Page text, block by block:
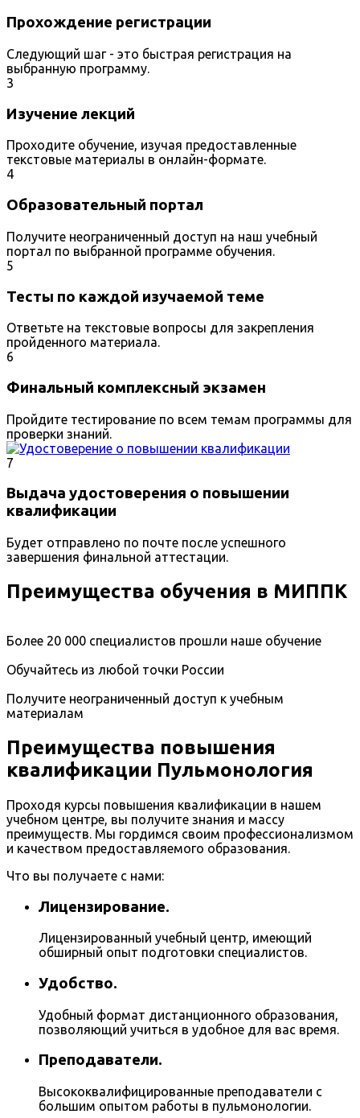
Прохождение регистрации
Следующий шаг - это быстрая регистрация на
выбранную программу.
3
Изучение лекций
Проходите обучение, изучая предоставленные
текстовые материалы в онлайн-формате.
4
Образовательный портал
Получите неограниченный доступ на наш учебный
портал по выбранной программе обучения.
5
Тесты по каждой изучаемой теме
Ответьте на текстовые вопросы для закрепления
пройденного материала.
6
Финальный комплексный экзамен
Пройдите тестирование по всем темам программы для
проверки знаний.
7
Выдача удостоверения о повышении
квалификации
Будет отправлено по почте после успешного
завершения финальной аттестации.
Преимущества обучения в МИППК
Более 20 000 специалистов прошли наше обучение
Обучайтесь из любой точки России
Получите неограниченный доступ к учебным
материалам
Преимущества повышения
квалификации Пульмонология
Проходя курсы повышения квалификации в нашем
учебном центре, вы получите знания и массу
преимуществ. Мы гордимся своим профессионализмом
и качеством предоставляемого образования.
Что вы получаете с нами:
Лицензирование.
Лицензированный учебный центр, имеющий
обширный опыт подготовки специалистов.
Удобство.
Удобный формат дистанционного образования,
позволяющий учиться в удобное для вас время.
Преподаватели.
Высококвалифицированные преподаватели с
большим опытом работы в пульмонологии.